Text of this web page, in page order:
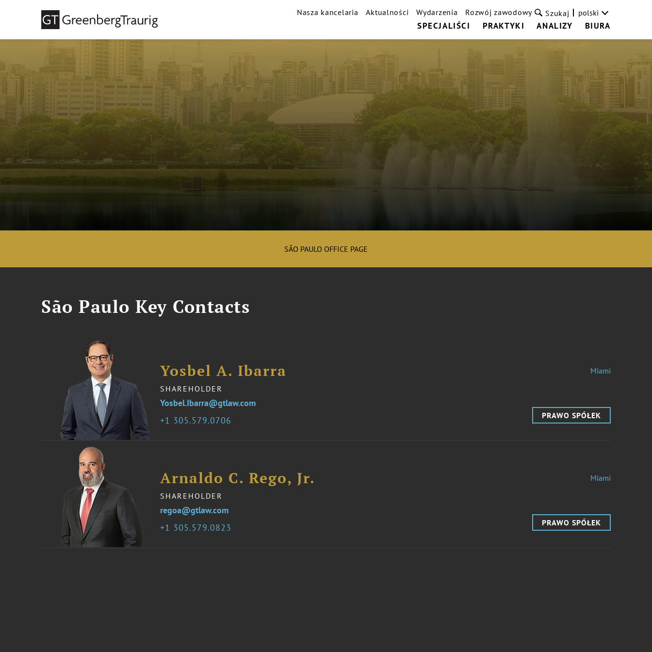
SPECJALIŚCI PRAKTYKI ANALIZY BIURA
Nasza kancelaria Aktualności Wydarzenia Rozwój zawodowy Szukaj polski
SÃO PAULO OFFICE PAGE
São Paulo Key Contacts
Yosbel A. Ibarra
SHAREHOLDER
1 305.579.0706
Yosbel.Ibarra@gtlaw.com
Miami
PRAWO SPÓŁEK
Arnaldo C. Rego, Jr.
SHAREHOLDER
1 305.579.0823
regoa@gtlaw.com
Miami
PRAWO SPÓŁEK